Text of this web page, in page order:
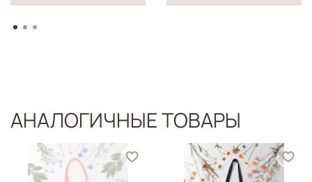
АНАЛОГИЧНЫЕ ТОВАРЫ